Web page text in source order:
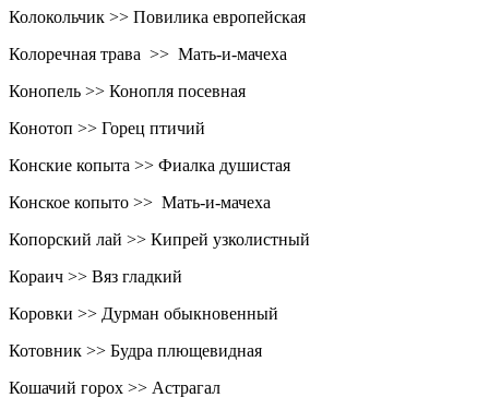
Колокольчик >> Повилика европейская
Колоречная трава >> Мать-и-мачеха
Конопель >> Конопля посевная
Конотоп >> Горец птичий
Конские копыта >> Фиалка душистая
Конское копыто >> Мать-и-мачеха
Копорский лай >> Кипрей узколистный
Кораич >> Вяз гладкий
Коровки >> Дурман обыкновенный
Котовник >> Будра плющевидная
Кошачий горох >> Астрагал